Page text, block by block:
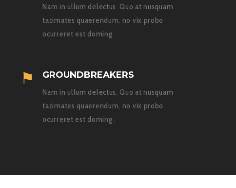
Nam in ullum delectus. Quo at nusquam
tacimates quaerendum, no vix probo
ocurreret est doming .
GROUNDBREAKERS
Nam in ullum delectus. Quo at nusquam
tacimates quaerendum, no vix probo
ocurreret est doming .